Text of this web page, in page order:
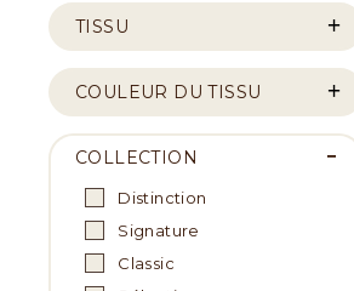
TISSU
COULEUR DU TISSU
COLLECTION
Distinction
Signature
Classic